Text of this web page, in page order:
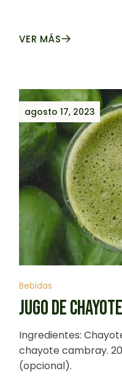
VER MÁS
agosto 17, 2023
Bebidas
JUGO DE CHAYOTE
Ingredientes:
chayote cambray.
(opcional).